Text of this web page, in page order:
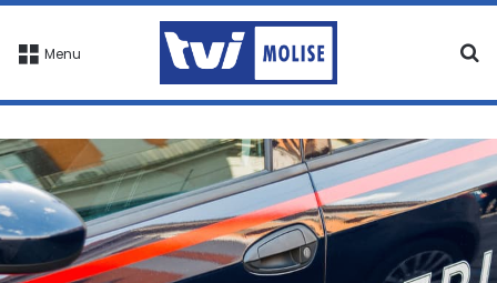
Menu